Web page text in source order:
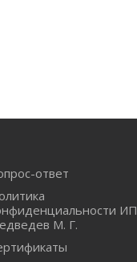
ответ
ИП
М. Г.